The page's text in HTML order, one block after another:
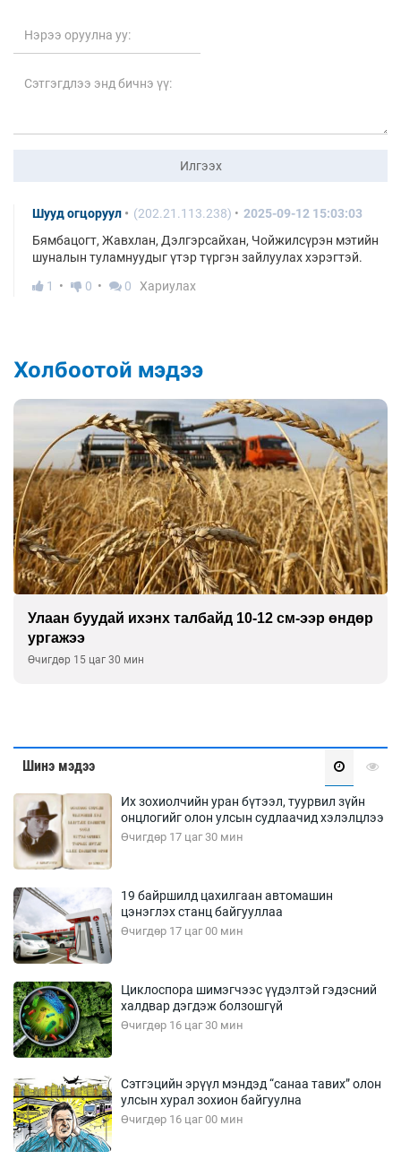
Илгээх
Шууд огцоруул (202.21.113.238)
2025-09-12 15:03:03
Бямбацогт, Жавхлан, Дэлгэрсайхан, Чойжилсүрэн мэтийн
шуналын туламнуудыг үтэр түргэн зайлуулах хэрэгтэй.
1
0 0 Хариулах
Холбоотой мэдээ
Улаан буудай ихэнх талбайд 10-12 см-ээр өндөр
ургажээ
Өчигдөр 15 цаг 30 мин
Шинэ мэдээ
Их зохиолчийн уран бүтээл, туурвил зүйн
онцлогийг олон улсын судлаачид хэлэлцлээ
Өчигдөр 17 цаг 30 мин
19 байршилд цахилгаан автомашин
цэнэглэх станц байгууллаа
Өчигдөр 17 цаг 00 мин
Циклоспора шимэгчээс үүдэлтэй гэдэсний
халдвар дэгдэж болзошгүй
Өчигдөр 16 цаг 30 мин
Сэтгэцийн эрүүл мэндэд “санаа тавих” олон
улсын хурал зохион байгуулна
Өчигдөр 16 цаг 00 мин